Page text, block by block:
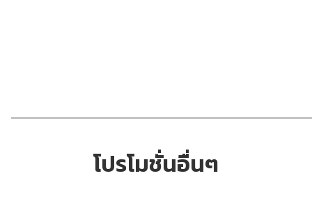
โปรโมชั่นอื่นๆ